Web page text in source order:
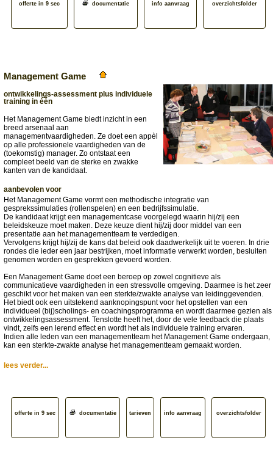
offerte in 9 sec documentatie info aanvraag overzichtsfolder
Management Game
ontwikkelings-assessment plus individuele
training in één
Het Management Game biedt inzicht in een
breed arsenaal aan
managementvaardigheden. Ze doet een appèl
op alle professionele vaardigheden van de
(toekomstig) manager. Zo ontstaat een
compleet beeld van de sterke en zwakke
kanten van de kandidaat.
aanbevolen voor
Het Management Game vormt een methodische integratie van
gesprekssimulaties (rollenspelen) en een bedrijfssimulatie.
De kandidaat krijgt een managementcase voorgelegd waarin hij/zij een
beleidskeuze moet maken. Deze keuze dient hij/zij door middel van een
presentatie aan het managementteam te verdedigen.
Vervolgens krijgt hij/zij de kans dat beleid ook daadwerkelijk uit te voeren. In drie
rondes die ieder een jaar bestrijken, moet informatie verwerkt worden, besluiten
genomen worden en gesprekken gevoerd worden.
Een Management Game doet een beroep op zowel cognitieve als
communicatieve vaardigheden in een stressvolle omgeving. Daarmee is het zeer
geschikt voor het maken van een sterkte/zwakte analyse van leidinggevenden.
Het biedt ook een uitstekend aanknopingspunt voor het opstellen van een
individueel (bij)scholings- en coachingsprogramma en wordt daarmee gezien als
ontwikkelingsassessment. Tenslotte heeft het, door de vele feedback die plaats
vindt, zelfs een lerend effect en wordt het als individuele training ervaren.
Indien alle leden van een managementteam het Management Game ondergaan,
kan een sterkte-zwakte analyse het managementteam gemaakt worden.
lees verder...
offerte in 9 sec documentatie tarieven info aanvraag overzichtsfolder